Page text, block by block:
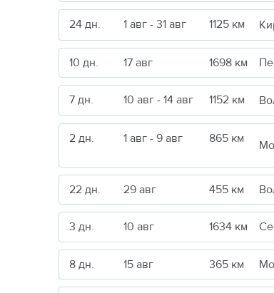
24 дн. 1 авг - 31 авг 1125 км
10 дн. 17 авг 1698 км
7 дн. 10 авг - 14 авг 1152 км
2 дн. 1 авг - 9 авг 865 км
22 дн. 29 авг 455 км
3 дн. 10 авг 1634 км
8 дн. 15 авг 365 км